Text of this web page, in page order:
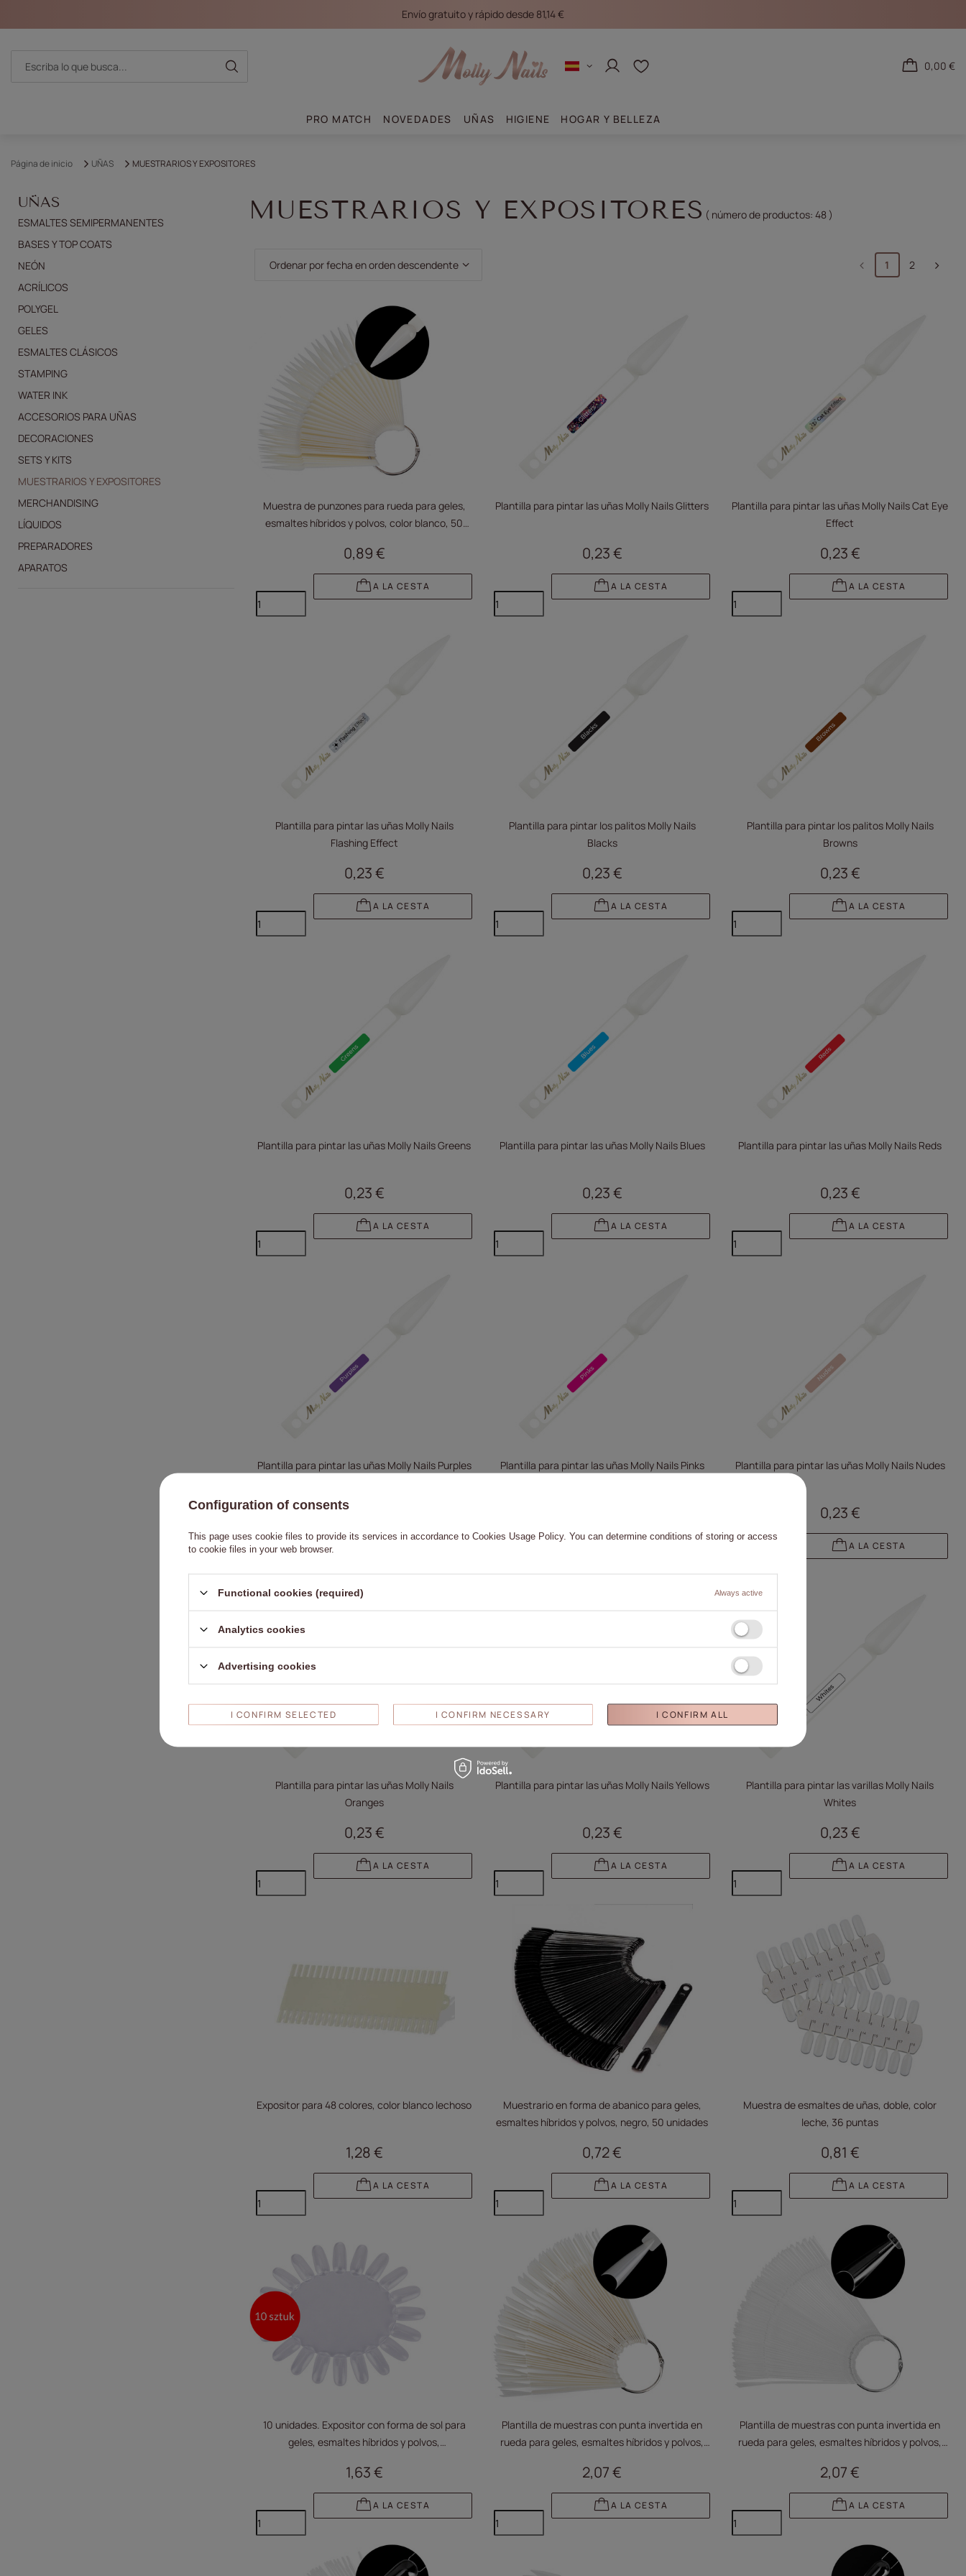
Envío gratuito y rápido desde 81,14 €
ConectarseListas de la compra
0,00 €
PRO MATCH NOVEDADES UÑAS HIGIENE HOGAR Y BELLEZA
Página de inicio UÑAS MUESTRARIOS Y EXPOSITORES
UÑAS
ESMALTES SEMIPERMANENTES
BASES Y TOP COATS
NEÓN
ACRÍLICOS
POLYGEL
GELES
ESMALTES CLÁSICOS
STAMPING
WATER INK
ACCESORIOS PARA UÑAS
DECORACIONES
SETS Y KITS
MUESTRARIOS Y EXPOSITORES
MERCHANDISING
LÍQUIDOS
PREPARADORES
APARATOS
MUESTRARIOS Y EXPOSITORES ( número de productos: 48 )
Cambiar la clasificación
Ordenar por fecha en orden descendente 1 2
Muestra de punzones para rueda para geles,
esmaltes híbridos y polvos, color blanco, 50
0,89 €
A LA CESTA
Plantilla para pintar las uñas Molly Nails Glitters
0,23 €
A LA CESTA
Plantilla para pintar las uñas Molly Nails Cat Eye
Effect
0,23 €
A LA CESTA
Plantilla para pintar las uñas Molly Nails
Flashing Effect
0,23 €
A LA CESTA
Plantilla para pintar los palitos Molly Nails
Blacks
0,23 €
A LA CESTA
Plantilla para pintar los palitos Molly Nails
Browns
0,23 €
A LA CESTA
Plantilla para pintar las uñas Molly Nails Greens
0,23 €
A LA CESTA
Plantilla para pintar las uñas Molly Nails Blues
0,23 €
A LA CESTA
Plantilla para pintar las uñas Molly Nails Reds
0,23 €
A LA CESTA
Plantilla para pintar las uñas Molly Nails Purples
0,23 €
Plantilla para pintar las uñas Molly Nails Pinks Plantilla para pintar las uñas Molly Nails Nudes
0,23 €
A LA CESTA
Plantilla para pintar las uñas Molly Nails
Oranges
0,23 €
A LA CESTA
Plantilla para pintar las uñas Molly Nails Yellows
0,23 €
A LA CESTA
Plantilla para pintar las varillas Molly Nails
Whites
0,23 €
A LA CESTA
Expositor para 48 colores, color blanco lechoso
1,28 €
A LA CESTA
Muestrario en forma de abanico para geles,
esmaltes híbridos y polvos, negro, 50 unidades
0,72 €
A LA CESTA
Muestra de esmaltes de uñas, doble, color
leche, 36 puntas
0,81 €
A LA CESTA
10 unidades. Expositor con forma de sol para
geles, esmaltes híbridos y polvos,
1,63 €
A LA CESTA
Plantilla de muestras con punta invertida en
rueda para geles, esmaltes híbridos y polvos,
2,07 €
A LA CESTA
Plantilla de muestras con punta invertida en
rueda para geles, esmaltes híbridos y polvos,
2,07 €
A LA CESTA
Configuration of consents
This page uses cookie files to provide its services in accordance to Cookies Usage Policy. You can determine conditions of storing or access
to cookie files in your web browser.
Functional cookies (required) Always active
Analytics cookies
Advertising cookies
I CONFIRM SELECTED I CONFIRM NECESSARY I CONFIRM ALL